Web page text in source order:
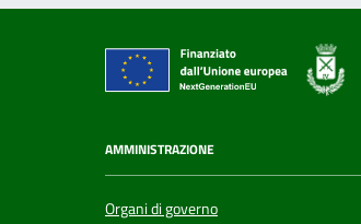
AMMINISTRAZIONE
Organi di governo